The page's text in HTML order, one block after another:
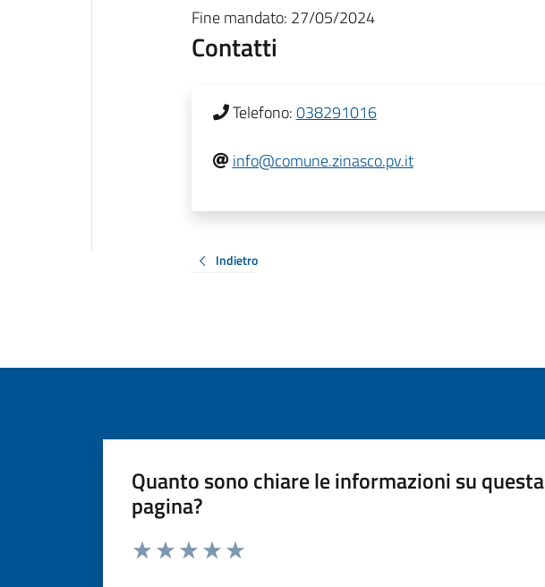
Fine mandato: 27/05/2024
Contatti
Telefono:038291016
info@comune.zinasco.pv.it
Indietro
Quanto sono chiare le informazioni su questa
pagina?
Valuta da 1 a 5 stelle la pagina